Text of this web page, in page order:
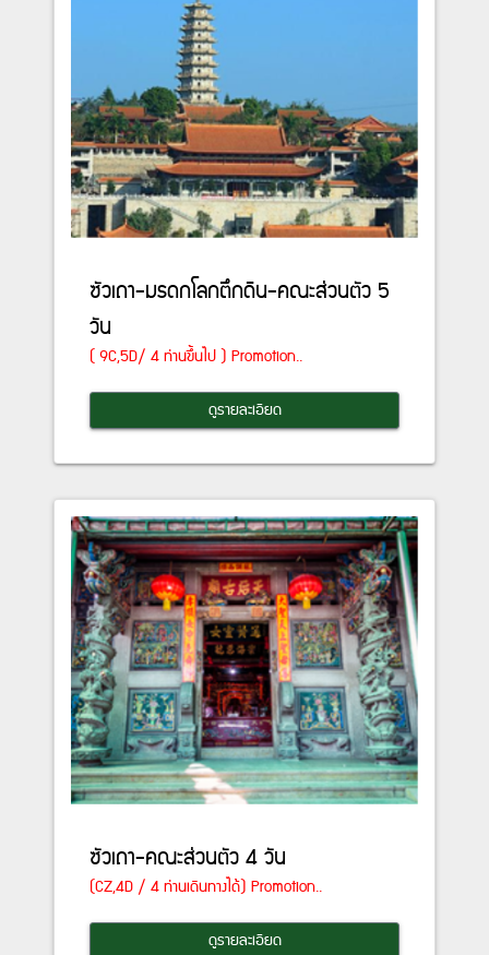
ซัวเถา-มรดกโลกตึกดิน-คณะส่วนตัว 5
วัน
( 9C,5D/ 4 ท่านขึ้นไป ) Promotion..
ดูรายละเอียด
ซัวเถา-คณะส่วนตัว 4 วัน
(CZ,4D / 4 ท่านเดินทางได้) Promotion..
ดูรายละเอียด